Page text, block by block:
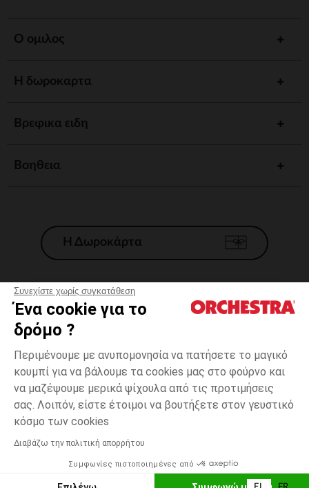
Συνεχίστε χωρίς συγκατάθεση
Ένα cookie για το
δρόμο ?
Περιμένουμε με ανυπομονησία να πατήσετε το μαγικό
κουμπί για να βάλουμε τα cookies μας στο φούρνο και
να μαζέψουμε μερικά ψίχουλα από τις προτιμήσεις
σας. Λοιπόν, είστε έτοιμοι να βουτήξετε στον γευστικό
κόσμο των cookies
Διαβάζω την πολιτική απορρήτου
Συμφωνίες πιστοποιημένες από
Κίτρινο 16
Δυνατότητα πληρωμής με
ΠΡΟΣΘΉΚΗ ΣΤΟ ΚΑΛΆΘΙ
Ο ομιλος
Η δωροκαρτα
Βρεφικα ειδη
Βοηθεια
Η Δωροκάρτα
Γενικοί 'Οροι Πώλησης
*Εμπορικες προσφορες
Προσωπικά δεδομένα
Διαχείρηση των cookies
Προσβασιμότητα: μη συμμορφούμενη
H Orchestra συμμετέχει στον κωδικά δεοντολογίας και στο σύστημα
μεσολάβησης της Γαλλικής Ομοσπονδίας Ηλεκτρονικού Εμπορίου.